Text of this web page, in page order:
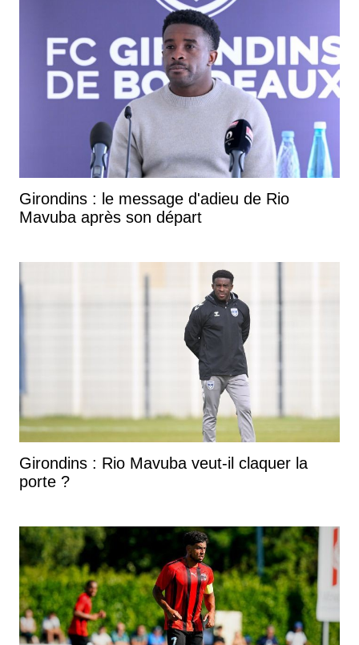
Girondins : le message d'adieu de Rio
Mavuba après son départ
Girondins : Rio Mavuba veut-il claquer la
porte ?